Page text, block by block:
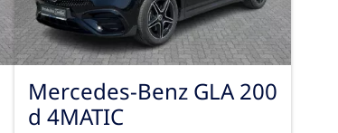
Mercedes-Benz GLA 200
d 4MATIC